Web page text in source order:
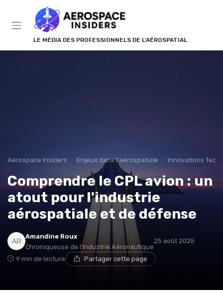
LE MÉDIA DES PROFESSIONNELS DE L'AÉROSPATIAL
Aerospace Insiders Enjeux dans l'aérospatiale Innovations
Comprendre le CPL avion : un
atout pour l'industrie
aérospatiale et de défense
Amandine Roux
Chroniqueuse de l'Industrie Aéronautique
25 août 2025
9 min de lecture Partager cette page
Panneau de gestion des cookies